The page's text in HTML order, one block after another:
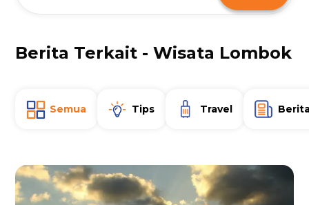
Berita Terkait - Wisata Lombok
Semua Tips Travel